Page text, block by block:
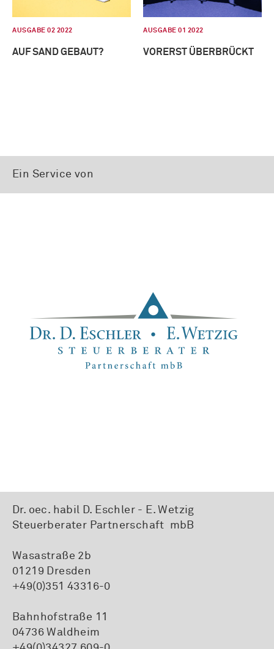
AUSGABE 02 2022
AUF SAND GEBAUT?
AUSGABE 01 2022
VORERST ÜBERBRÜCKT
Ein Service von
Dr. oec. habil D. Eschler - E. Wetzig
Steuerberater Partnerschaft mbB
Wasastraße 2b
01219 Dresden
+49(0)351 43316-0
Bahnhofstraße 11
04736 Waldheim